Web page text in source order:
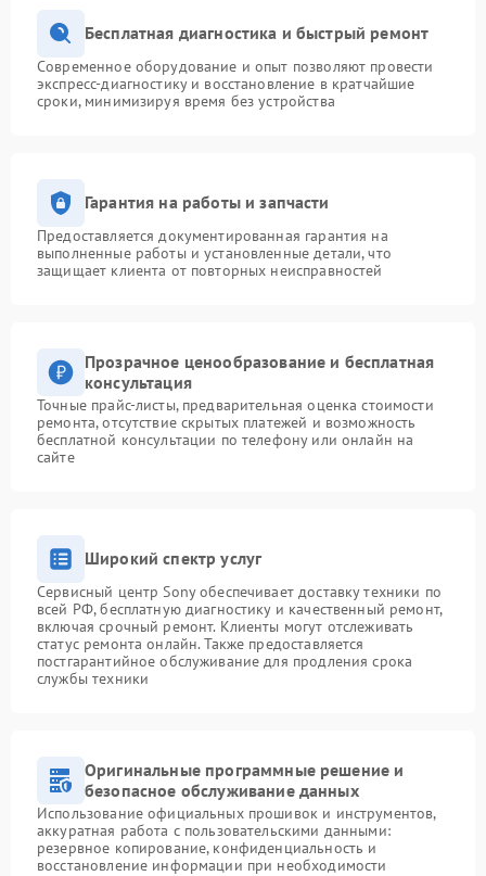
Бесплатная диагностика и быстрый ремонт
Современное оборудование и опыт позволяют провести
экспресс-диагностику и восстановление в кратчайшие
сроки, минимизируя время без устройства
Гарантия на работы и запчасти
Предоставляется документированная гарантия на
выполненные работы и установленные детали, что
защищает клиента от повторных неисправностей
Прозрачное ценообразование и бесплатная
консультация
Точные прайс-листы, предварительная оценка стоимости
ремонта, отсутствие скрытых платежей и возможность
бесплатной консультации по телефону или онлайн на
сайте
Широкий спектр услуг
Сервисный центр Sony обеспечивает доставку техники по
всей РФ, бесплатную диагностику и качественный ремонт,
включая срочный ремонт. Клиенты могут отслеживать
статус ремонта онлайн. Также предоставляется
постгарантийное обслуживание для продления срока
службы техники
Оригинальные программные решение и
безопасное обслуживание данных
Использование официальных прошивок и инструментов,
аккуратная работа с пользовательскими данными:
резервное копирование, конфиденциальность и
восстановление информации при необходимости